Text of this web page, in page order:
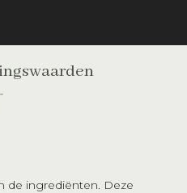
de ingrediënten. Deze